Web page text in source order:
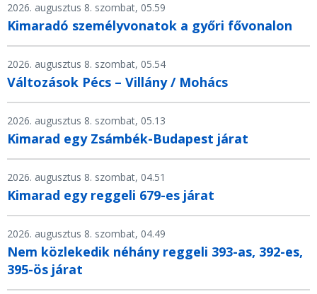
2026. augusztus 8. szombat, 05.59
Kimaradó személyvonatok a győri fővonalon
2026. augusztus 8. szombat, 05.54
Változások Pécs – Villány / Mohács
2026. augusztus 8. szombat, 05.13
Kimarad egy Zsámbék-Budapest járat
2026. augusztus 8. szombat, 04.51
Kimarad egy reggeli 679-es járat
2026. augusztus 8. szombat, 04.49
Nem közlekedik néhány reggeli 393-as, 392-es,
395-ös járat